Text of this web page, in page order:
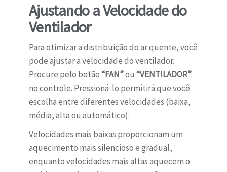
Ajustando a Velocidade do
Ventilador
Para otimizar a distribuição do ar quente, você
pode ajustar a velocidade do ventilador.
Procure pelo botão“FAN”ou “VENTILADOR”
no controle. Pressioná-lo permitirá que você
escolha entre diferentes velocidades (baixa,
média, alta ou automático).
Velocidades mais baixas proporcionam um
aquecimento mais silencioso e gradual,
enquanto velocidades mais altas aquecem o